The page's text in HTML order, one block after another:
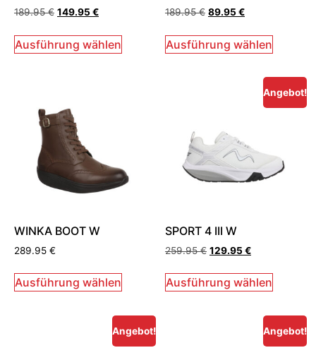
189.95€ 149.95€
Ausführung wählen
189.95€ 89.95€
Ausführung wählen
WINKA BOOT W
289.95 €
Ausführung wählen
Angebot!
SPORT 4 III W
259.95€ 129.95€
Ausführung wählen
Angebot! Angebot!